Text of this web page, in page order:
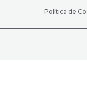
Política de